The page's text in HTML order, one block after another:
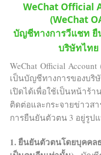
WeChat Official
(WeChat
บัญชีทางการวีแชท ยื
บริษัทไทย
WeChat Official Account
เป็นบัญชีทางการของบริ
เปิดได้เพื่อใช้เป็นหน้าร้า
ติดต่อและกระจายข่าว
การยืนยันตัวตน 3 อยู่รูป
1. ยืนยันตัวตนโดยบุคคล